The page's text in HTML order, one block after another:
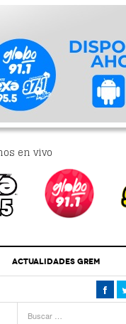
en vivo
‘Se Vale Soñar Con
ACTUALIDADES GREM